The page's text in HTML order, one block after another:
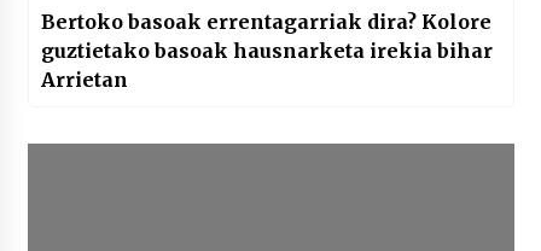
Bertoko basoak errentagarriak dira? Kolore
guztietako basoak hausnarketa irekia bihar
Arrietan